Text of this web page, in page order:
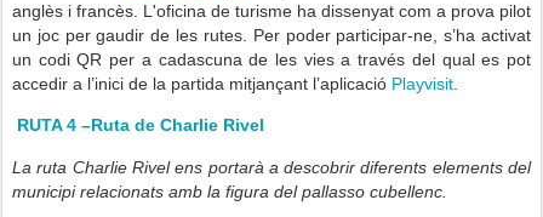
anglès i francès. L'oficina de turisme ha dissenyat com a prova pilot
un joc per gaudir de les rutes. Per poder participar-ne, s’ha activat
un codi QR per a cadascuna de les vies a través del qual es pot
accedir a l’inici de la partida mitjançant l’aplicació Playvisit
RUTA 4 –Ruta de Charlie Rivel
La ruta Charlie Rivel ens portarà a descobrir diferents elements del
municipi relacionats amb la figura del pallasso cubellenc.